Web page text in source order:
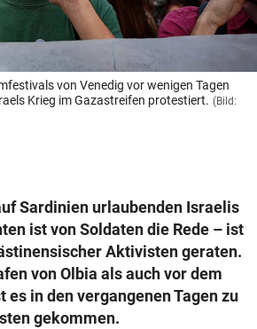
& Co KG 2026
von Venedig vor wenigen Tagen
Krieg im Gazastreifen protestiert. (Bild:
Sardinien urlaubenden Israelis
ist von Soldaten die Rede – ist
Aktivisten geraten.
von Olbia als auch vor dem
es in den vergangenen Tagen zu
gekommen.